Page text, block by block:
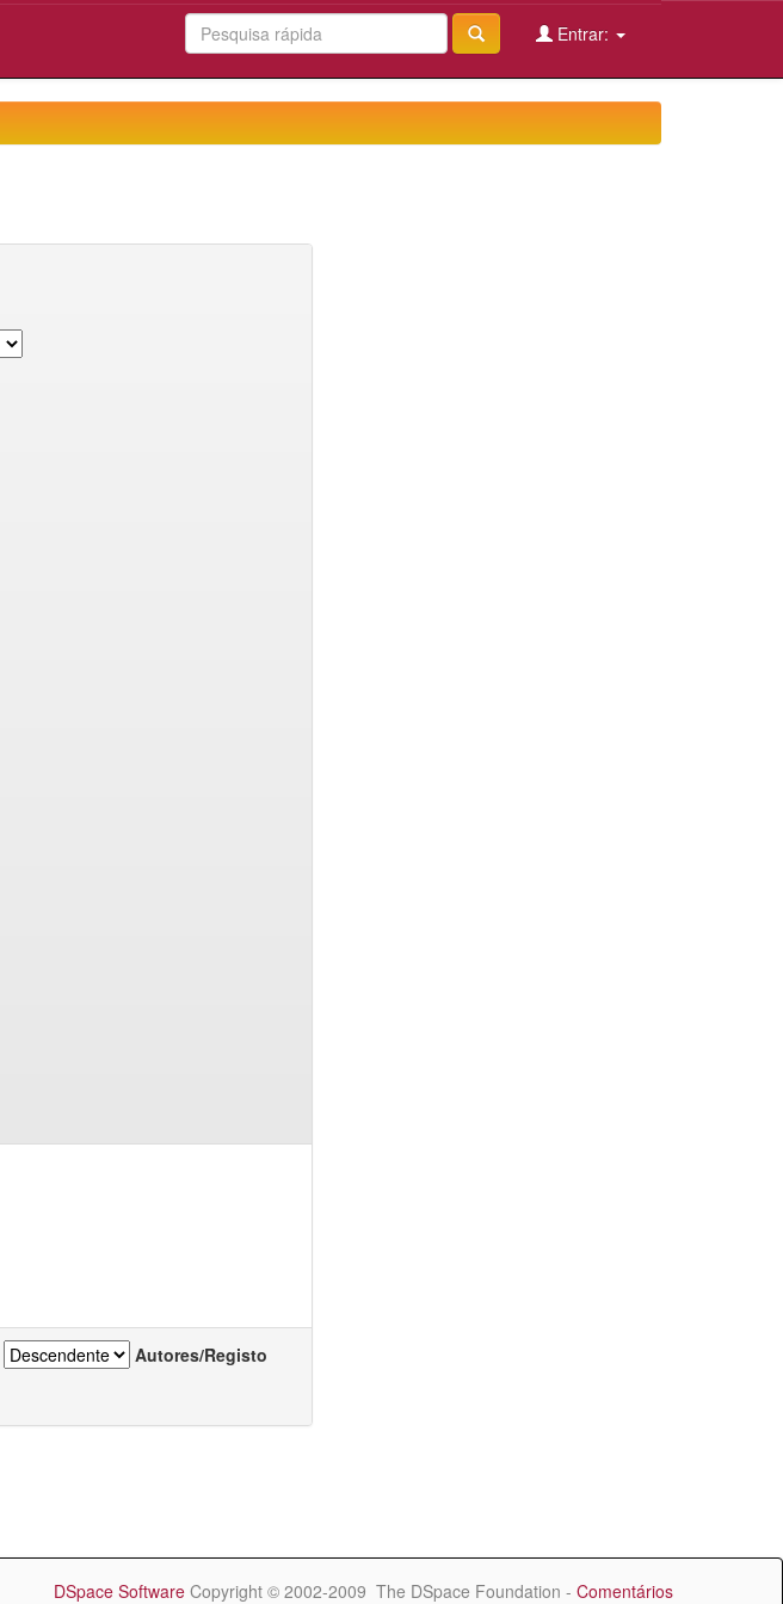
Entrar:
Autores/Registo
DSpace Software Copyright © 2002-2009 The DSpace Foundation - Comentários